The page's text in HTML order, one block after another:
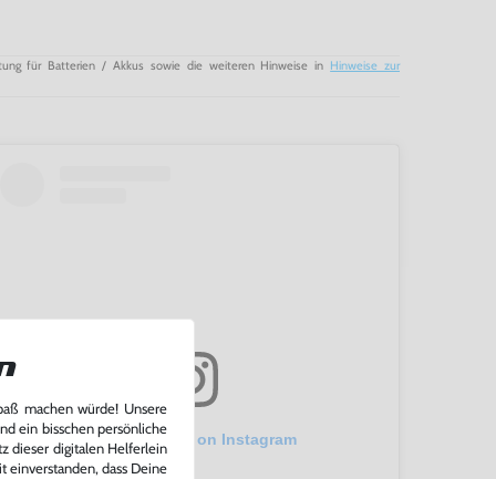
für Batterien / Akkus sowie die weiteren Hinweise in Hinweise zur
View this post on Instagram
machen würde! Unsere
ein bisschen persönliche
dieser digitalen Helferlein
einverstanden, dass Deine